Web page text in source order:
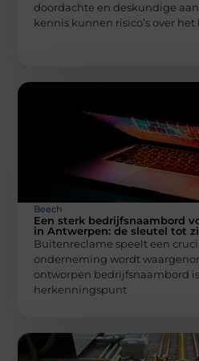
doordachte en deskundige
kennis kunnen risico’s over het
Beech
Een sterk bedrijfsnaambord
in Antwerpen: de sleutel tot
Buitenreclame speelt een
onderneming wordt
ontworpen bedrijfsnaambord
herkenningspunt